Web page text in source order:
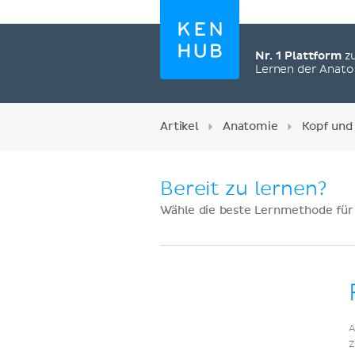
Nr. 1 Plattform
Lernen der
Artikel Anatomie Kopf und
Bereit zu lernen?
Wähle die beste Lernmethode für